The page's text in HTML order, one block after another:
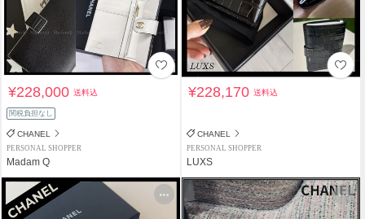
¥228,000送料込
関税負担なし
CHANEL
PERSONAL SHOPPER
Madam Q
¥228,170送料込
CHANEL
PERSONAL SHOPPER
LUXS